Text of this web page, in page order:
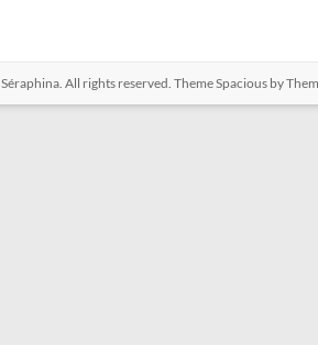
Séraphina. All rights reserved. ThemeSpacious by